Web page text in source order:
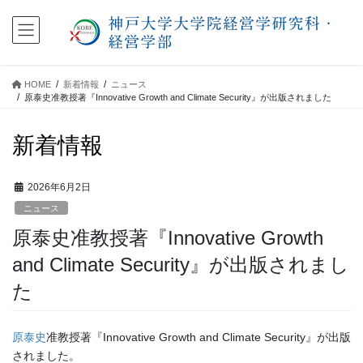
HOME 新着情報
ニュース
原泰史准教授著『Innovative Growth and Climate Security』が出版されました
新着情報
2026年6月2日
ニュース
原泰史准教授著『Innovative Growth
and Climate Security』が出版されまし
た
原泰史准教授著『Innovative Growth and Climate Security』が出版
されました。